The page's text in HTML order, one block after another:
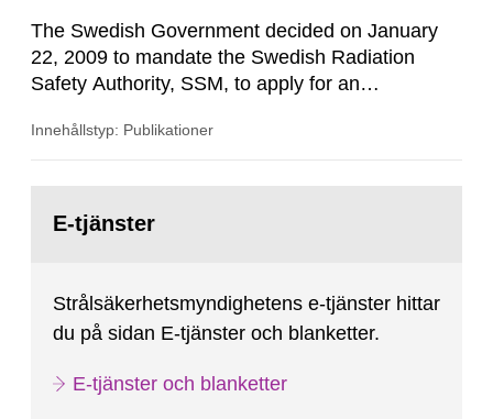
The Swedish Government decided on January
22, 2009 to mandate the Swedish Radiation
Safety Authority, SSM, to apply for an
areas of supervision, an ‘IRRS’ (Integrated
February 25, 2009, SSM made a formal request
to the IAEA for an IRRS in Sweden. The time...
Innehållstyp: Publikationer
sida:E-tjänster
Strålsäkerhetsmyndighetens e-tjänster hittar
du på sidan E-tjänster och blanketter.
E-tjänster och blanketter